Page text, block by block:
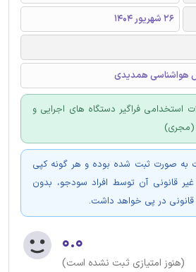
26 شهریور 1404
هواشناسی همدیدی
استخدامی فراگیر دستگاه های اجرایی و
(مجری)
به صورت ثبت شده بوده و هر گونه کپی
غیر قانونی آن توسط افراد سودجو، بدون
قانونی در پی خواهد داشت.
۰.۰
(هنوز امتیازی ثبت نشده است)